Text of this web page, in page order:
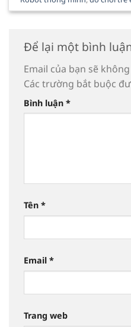
Để lại một bình
Email của bạn sẽ
Các trường bắt buộc
Bình luận *
Tên *
Email *
Trang web